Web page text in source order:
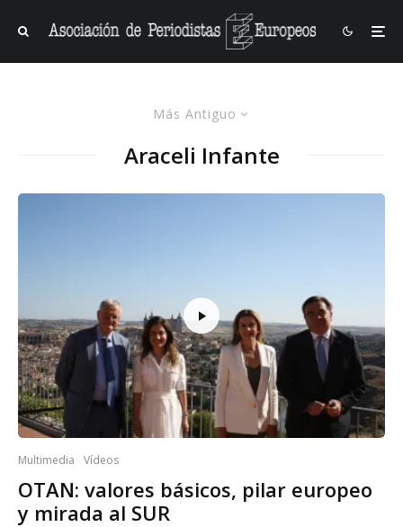
Más Antiguo
Araceli Infante
Multimedia Vídeos
OTAN: valores básicos, pilar europeo
y mirada al SUR